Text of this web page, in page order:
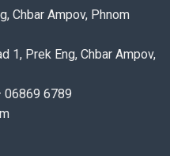
Chbar Ampov, Phnom
1, Prek Eng, Chbar Ampov,
06869 6789